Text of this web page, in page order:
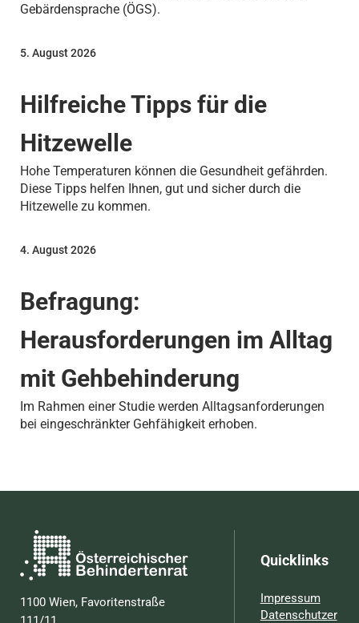
Gebärdensprache (ÖGS).
Hilfreiche Tipps für die
Hitzewelle
5. August 2026
Hohe Temperaturen können die Gesundheit gefährden.
Diese Tipps helfen Ihnen, gut und sicher durch die
Hitzewelle zu kommen.
Befragung:
Herausforderungen im Alltag
mit Gehbehinderung
4. August 2026
Im Rahmen einer Studie werden Alltagsanforderungen
bei eingeschränkter Gehfähigkeit erhoben.
1100 Wien, Favoritenstraße
Quicklinks
Impressum
Datenschutzer